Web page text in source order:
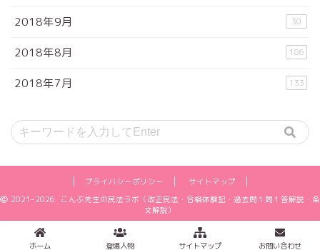
2018年9月 30
2018年8月 186
2018年7月 133
プライバシーポリシー
サイトマップ
2021–2026 こんぶ先生の民法ラボ（改正民法・合格体験記・過去問１問１答解説・条
文解説）
ホーム 登場人物 サイトマップ お問い合わせ